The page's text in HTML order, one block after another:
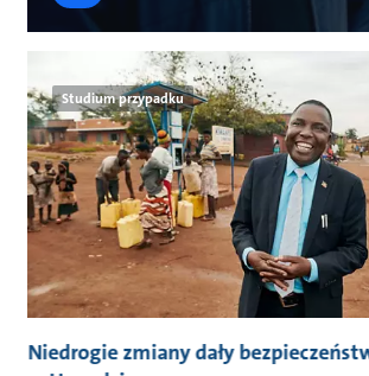
Studium przypadku
Niedrogie zmiany dały